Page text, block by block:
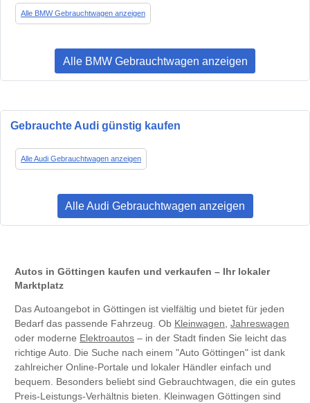
Alle BMW Gebrauchtwagen anzeigen
Alle BMW Gebrauchtwagen anzeigen
Gebrauchte Audi günstig kaufen
Alle Audi Gebrauchtwagen anzeigen
Alle Audi Gebrauchtwagen anzeigen
Autos in Göttingen kaufen und verkaufen – Ihr lokaler
Marktplatz
Das Autoangebot in Göttingen ist vielfältig und bietet für jeden
Bedarf das passende Fahrzeug. Ob Kleinwagen, Jahreswagen
oder moderne Elektroautos – in der Stadt finden Sie leicht das
richtige Auto. Die Suche nach einem "Auto Göttingen" ist dank
zahlreicher Online-Portale und lokaler Händler einfach und
bequem. Besonders beliebt sind Gebrauchtwagen, die ein gutes
Preis-Leistungs-Verhältnis bieten. Kleinwagen Göttingen sind